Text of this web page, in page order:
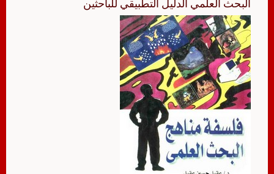
البحث العلمي الدليل التطبيقي للباحثين